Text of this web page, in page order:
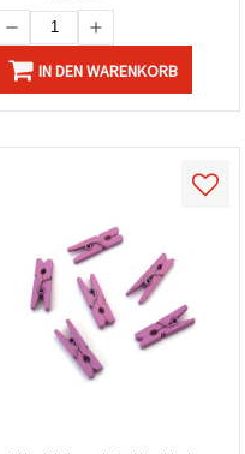
IN DEN WARENKORB